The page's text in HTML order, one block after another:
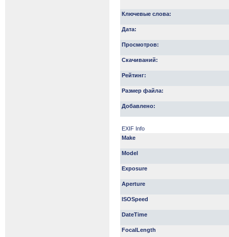
Ключевые слова:
Дата:
Просмотров:
Скачиваний:
Рейтинг:
Размер файла:
Добавлено:
EXIF Info
Make
Model
Exposure
Aperture
ISOSpeed
DateTime
FocalLength